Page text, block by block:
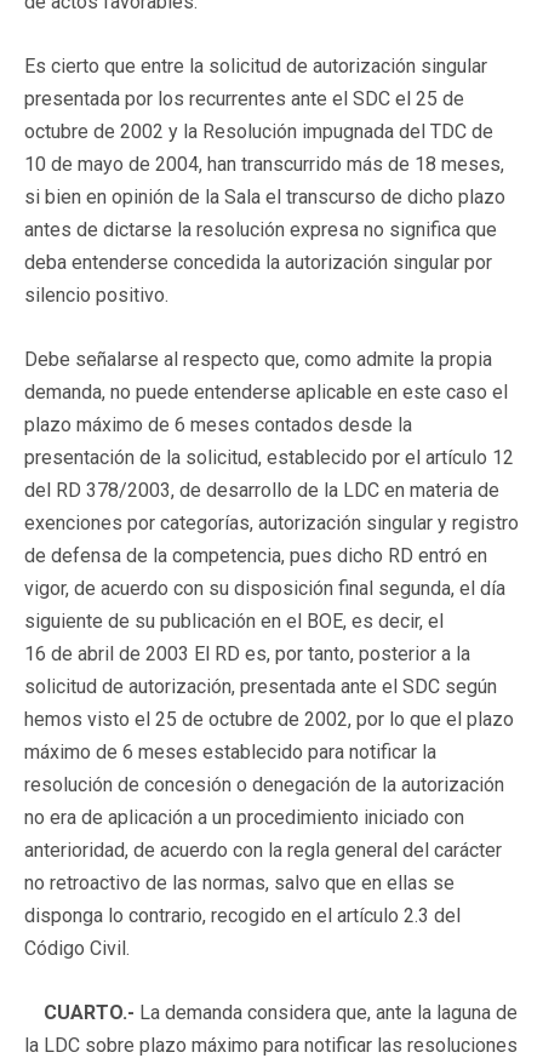
Es cierto que entre la solicitud de autorización singular
presentada por los recurrentes ante el SDC el 25 de
octubre de 2002 y la Resolución impugnada del TDC de
10 de mayo de 2004, han transcurrido más de 18 meses,
si bien en opinión de la Sala el transcurso de dicho plazo
antes de dictarse la resolución expresa no significa que
deba entenderse concedida la autorización singular por
silencio positivo.
Debe señalarse al respecto que, como admite la propia
demanda, no puede entenderse aplicable en este caso el
plazo máximo de 6 meses contados desde la
presentación de la solicitud, establecido por el artículo 12
del RD 378/2003, de desarrollo de la LDC en materia de
exenciones por categorías, autorización singular y registro
de defensa de la competencia, pues dicho RD entró en
vigor, de acuerdo con su disposición final segunda, el día
siguiente de su publicación en el BOE, es decir, el
16 de abril de 2003 El RD es, por tanto, posterior a la
solicitud de autorización, presentada ante el SDC según
hemos visto el 25 de octubre de 2002, por lo que el plazo
máximo de 6 meses establecido para notificar la
resolución de concesión o denegación de la autorización
no era de aplicación a un procedimiento iniciado con
anterioridad, de acuerdo con la regla general del carácter
no retroactivo de las normas, salvo que en ellas se
disponga lo contrario, recogido en el artículo 2.3 del
Código Civil.
CUARTO.- La demanda considera que, ante la laguna de
la LDC sobre plazo máximo para notificar las resoluciones